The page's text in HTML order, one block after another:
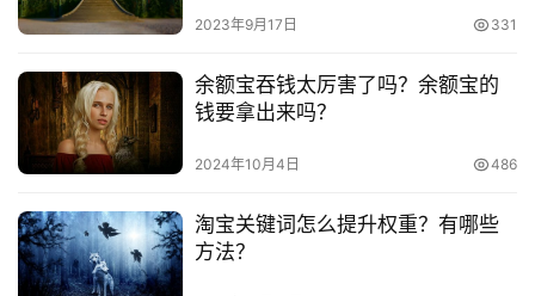
本文来自投稿，不代表早谈创业网立场，作者：欧阳, 微澜，如
https://www.zaotuan.com.cn/141349.html
版权声明：本文内容由互联网用户自发贡献，该文观点仅代表
作者本人。本站仅提供信息存储空间服务，不拥有所有权，不
承担相关法律责任。如发现本站有涉嫌抄袭侵权/违法违规的内
本站将立刻删除。
2023年9月17日 331
余额宝吞钱太厉害了吗？余额宝的
钱要拿出来吗？
2024年10月4日 486
淘宝关键词怎么提升权重？有哪些
方法？